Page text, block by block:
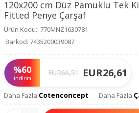
120x200 cm Düz Pamuklu Tek
Fitted Penye Çarşaf
Ürün Kodu: 770MNZ1630781
Barkod: 7435200039087
%60
İndirim
EUR66,51 EUR26,61
Daha Fazla Cotenconcept Daha Fazla